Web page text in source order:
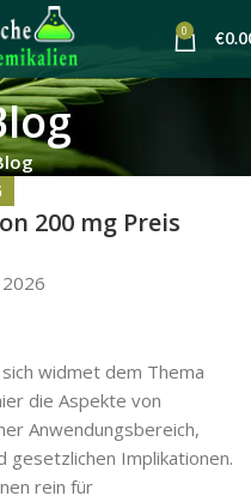
0 €
200 mg Preis
2026
widmet dem Thema
die Aspekte von
Anwendungsbereich,
gesetzlichen Implikationen.
rein für